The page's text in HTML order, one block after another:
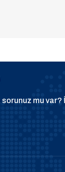
sorunuz mu var?